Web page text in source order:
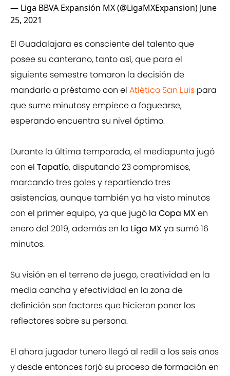
— Liga BBVA Expansión MX (@LigaMXExpansion) June
25, 2021
El Guadalajara es consciente del talento que
posee su canterano, tanto así, que para el
siguiente semestre tomaron la decisión de
mandarlo a préstamo con el Atlético San Luis para
que sume minutosy empiece a foguearse,
esperando encuentra su nivel óptimo.
Durante la última temporada, el mediapunta jugó
con el Tapatío, disputando 23 compromisos,
marcando tres goles y repartiendo tres
asistencias, aunque también ya ha visto minutos
con el primer equipo, ya que jugó la Copa MX en
enero del 2019, además en la Liga MX ya sumó 16
minutos.
Su visión en el terreno de juego, creatividad en la
media cancha y efectividad en la zona de
definición son factores que hicieron poner los
reflectores sobre su persona.
El ahora jugador tunero llegó al redil a los seis años
y desde entonces forjó su proceso de formación en